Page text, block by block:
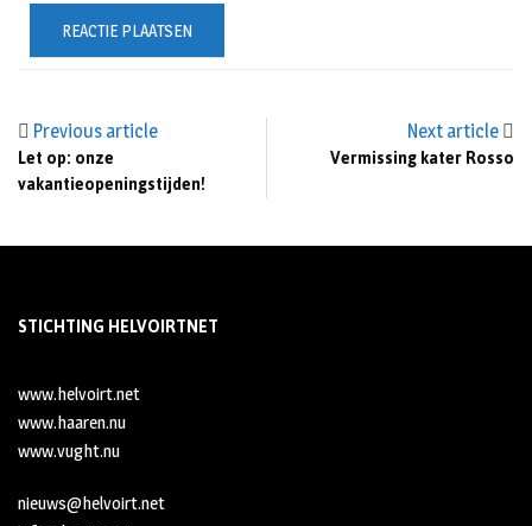
Previous article
Let op: onze
vakantieopeningstijden!
Next article
Vermissing kater Rosso
STICHTING HELVOIRTNET
www.helvoirt.net
www.haaren.nu
www.vught.nu
nieuws@helvoirt.net